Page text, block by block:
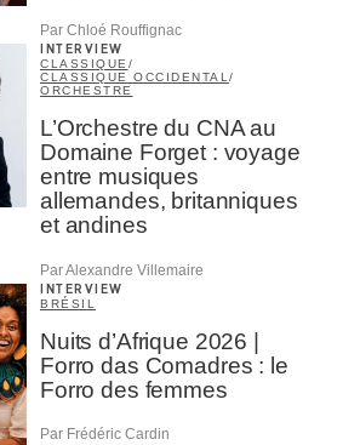
Par Chloé Rouffignac
INTERVIEW
CLASSIQUE /
CLASSIQUE OCCIDENTAL /
ORCHESTRE
L’Orchestre du CNA au
Domaine Forget : voyage
entre musiques
allemandes, britanniques
et andines
Par Alexandre Villemaire
INTERVIEW
BRÉSIL
Nuits d’Afrique 2026 |
Forro das Comadres : le
Forro des femmes
Par Frédéric Cardin